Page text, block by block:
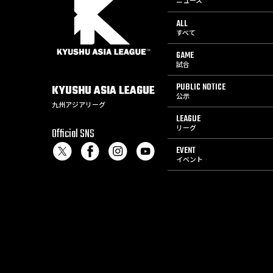
KYUSHUASIALEAGUE
九州アジアリーグ
Official SNS
ALL
すべて
GAME
試合
PUBLIC NOTICE
公示
LEAGUE
リーグ
EVENT
イベント